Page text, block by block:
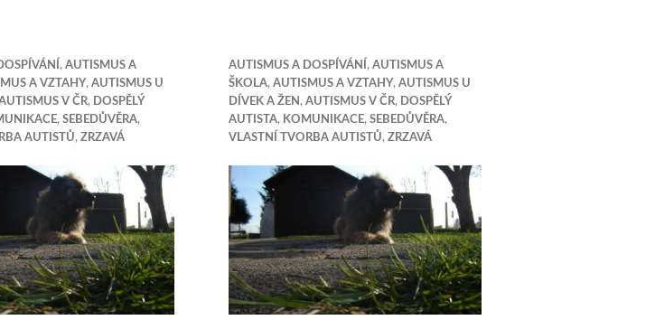
, AUTISMUS A
A VZTAHY, AUTISMUS U
V ČR, DOSPĚLÝ
, SEBEDŮVĚRA,
AUTISTŮ, ZRZAVÁ
AUTISMUS A DOSPÍVÁNÍ , AUTISMUS A
ŠKOLA, AUTISMUS A VZTAHY, AUTISMUS U
DÍVEK A ŽEN , AUTISMUS V ČR, DOSPĚLÝ
AUTISTA, KOMUNIKACE, SEBEDŮVĚRA,
VLASTNÍ TVORBA AUTISTŮ, ZRZAVÁ